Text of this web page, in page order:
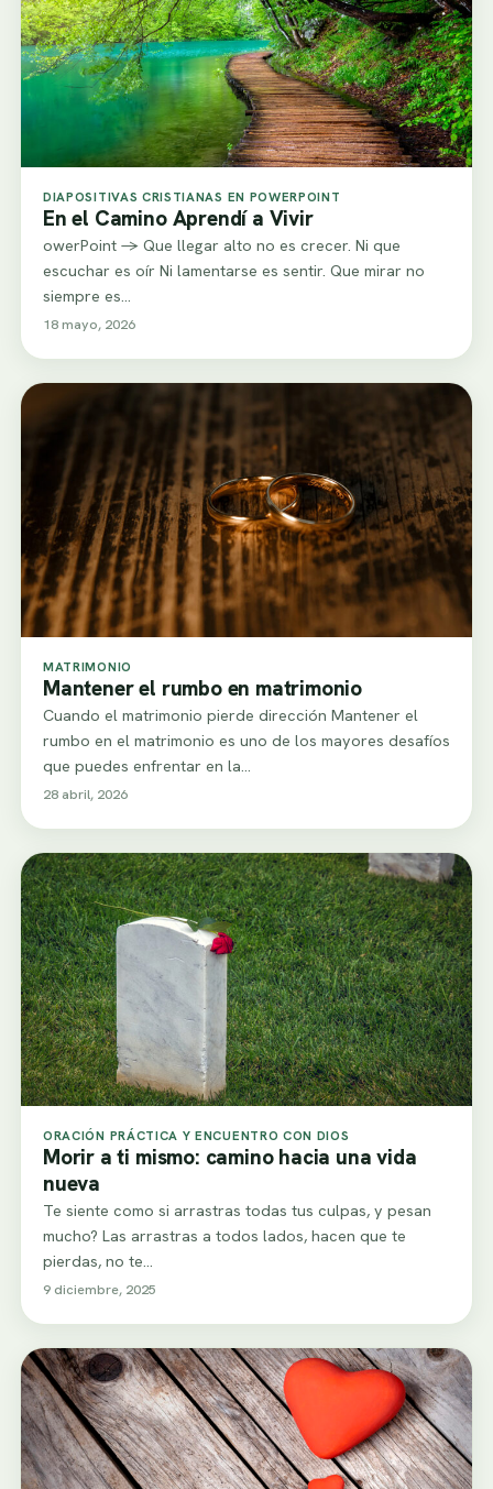
DIAPOSITIVAS CRISTIANAS EN POWERPOINT
En el Camino Aprendí a Vivir
owerPoint -> Que llegar alto no es crecer. Ni que
escuchar es oír Ni lamentarse es sentir. Que mirar no
siempre es…
18 mayo, 2026
MATRIMONIO
Mantener el rumbo en matrimonio
Cuando el matrimonio pierde dirección Mantener el
rumbo en el matrimonio es uno de los mayores desafíos
que puedes enfrentar en la…
28 abril, 2026
ORACIÓN PRÁCTICA Y ENCUENTRO CON DIOS
Morir a ti mismo: camino hacia una vida
nueva
Te siente como si arrastras todas tus culpas, y pesan
mucho? Las arrastras a todos lados, hacen que te
pierdas, no te…
9 diciembre, 2025